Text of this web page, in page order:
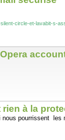
circle-et-lavabit-s-
à la
nous pourrissent les